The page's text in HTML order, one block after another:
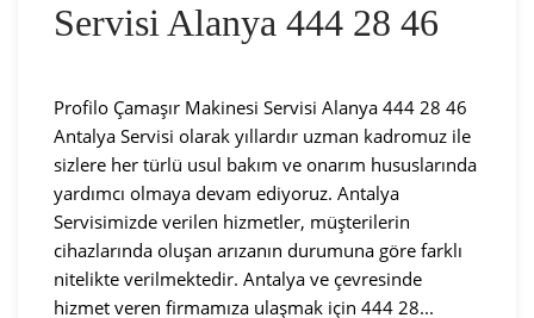
Servisi Alanya 444 28 46
Profilo Çamaşır Makinesi Servisi Alanya 444 28 46
Antalya Servisi olarak yıllardır uzman kadromuz ile
sizlere her türlü usul bakım ve onarım hususlarında
yardımcı olmaya devam ediyoruz. Antalya
Servisimizde verilen hizmetler, müşterilerin
cihazlarında oluşan arızanın durumuna göre farklı
nitelikte verilmektedir. Antalya ve çevresinde
hizmet veren firmamıza ulaşmak için 444 28...